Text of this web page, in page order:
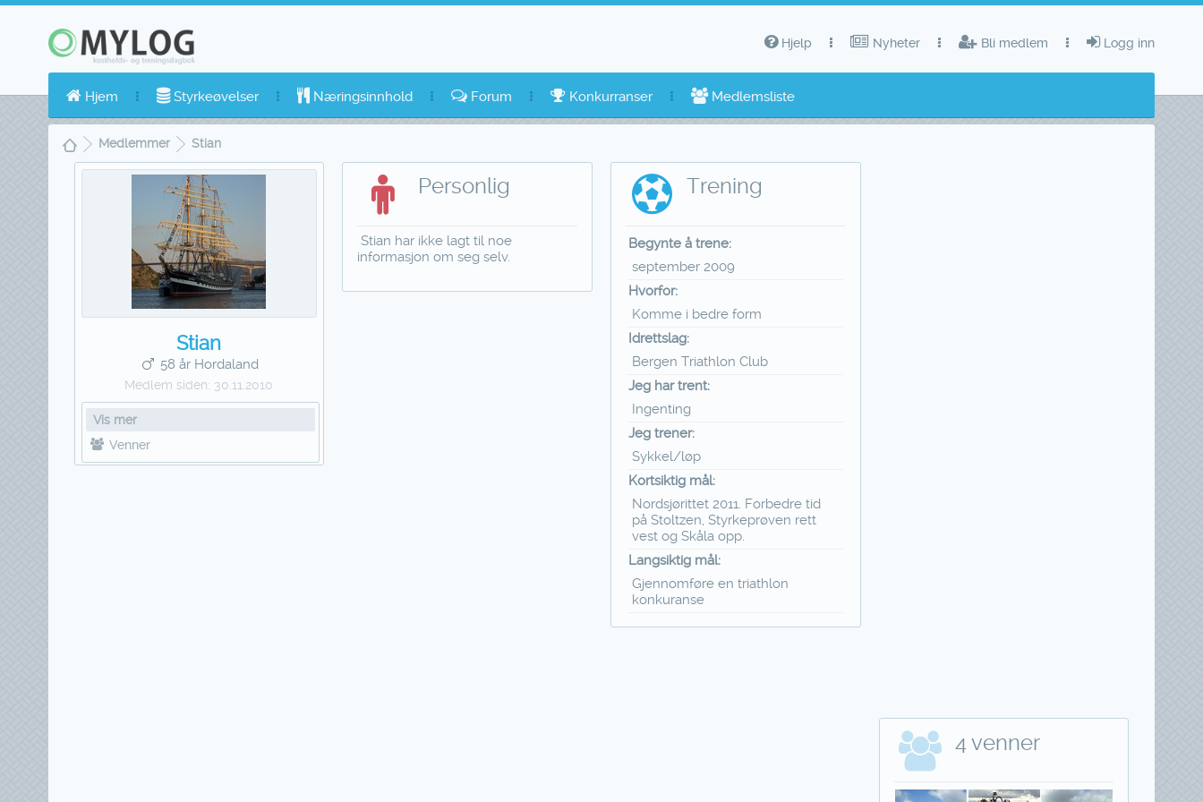
Logg inn
Bli medlem
Nyheter
Hjelp
Hjem Styrkeøvelser Næringsinnhold Forum Konkurranser Medlemsliste
Medlemmer Stian
Stian
58 år Hordaland
Medlem siden: 30.11.2010
Vis mer
Venner
Personlig
Stian har ikke lagt til noe
informasjon om seg selv.
Trening
Begynte å trene:
september 2009
Hvorfor:
Komme i bedre form
Idrettslag:
Bergen Triathlon Club
Jeg har trent:
Ingenting
Jeg trener:
Sykkel/løp
Kortsiktig mål:
Nordsjørittet 2011. Forbedre tid
på Stoltzen, Styrkeprøven rett
vest og Skåla opp.
Langsiktig mål:
Gjennomføre en triathlon
konkuranse
4 venner